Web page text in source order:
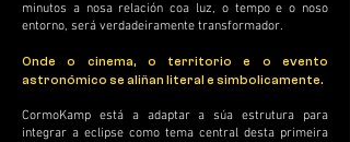
minutos a nosa relación coa luz, o tempo e o noso
entorno, será verdadeiramente transformador.
Onde o cinema, o territorio e o evento
astronómico se aliñan literal e simbolicamente.
CormoKamp está a adaptar a súa estrutura para
integrar a eclipse como tema central desta primeira